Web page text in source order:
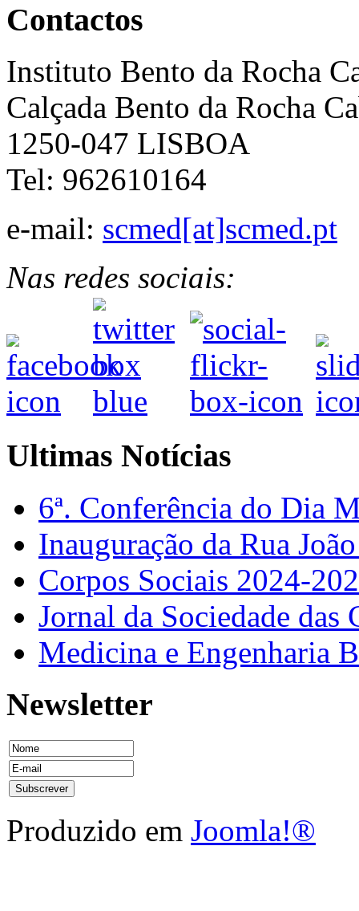
Contactos
Instituto Bento da Rocha
Calçada Bento da Rocha
1250-047 LISBOA
Tel: 962610164
e-mail: scmed[at]scmed.pt
Nas redes sociais:
Ultimas Notícias
6ª. Conferência do Dia
Inauguração da Rua
Corpos Sociais 2024-
Jornal da Sociedade
Medicina e Engenharia
Newsletter
Produzido em Joomla!®